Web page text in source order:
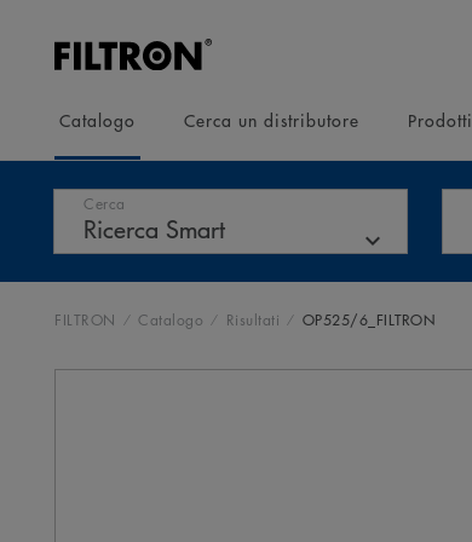
Catalogo Cerca un distributore Prodotti
Cerca
FILTRON Catalogo Risultati OP525/6_FILTRON